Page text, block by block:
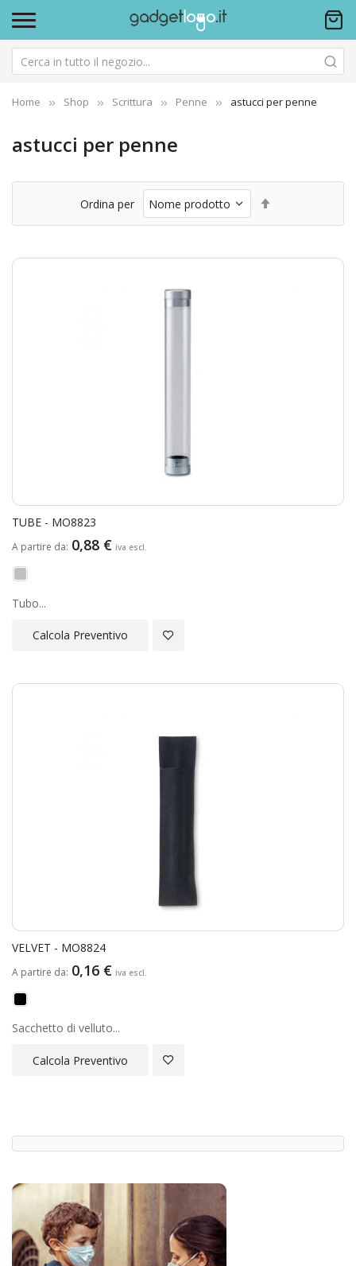
Home Shop Scrittura Penne astucci per penne
astucci per penne
Ordina per
direzione
TUBE - MO8823
A partire da 0,88 €
Tubo...
Calcola Preventivo Aggiungi alla Lista Desideri
VELVET - MO8824
A partire da 0,16 €
Sacchetto di velluto...
Calcola Preventivo Aggiungi alla Lista Desideri